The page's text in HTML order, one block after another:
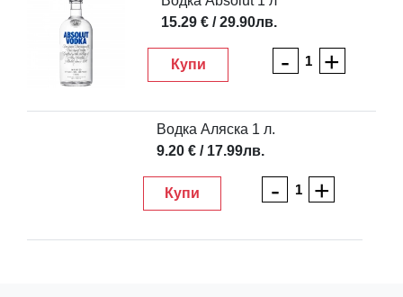
15.29 € / 29.90лв.
Купи - +
Водка Аляска 1 л.
9.20 € / 17.99лв.
Купи - +